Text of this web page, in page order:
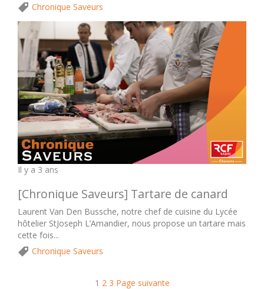
Chronique Saveurs
Il y a 3 ans
[Chronique Saveurs] Tartare de canard
Laurent Van Den Bussche, notre chef de cuisine du Lycée
hôtelier StJoseph L’Amandier, nous propose un tartare mais
cette fois...
Chronique Saveurs
1 2 3 Page suivante